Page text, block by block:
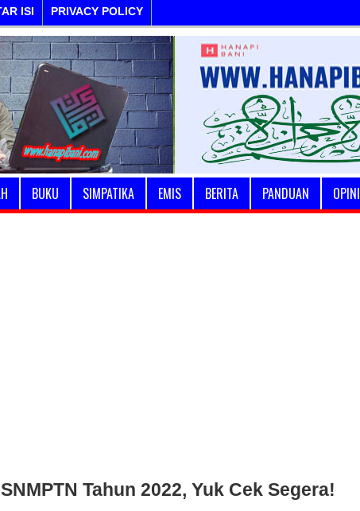
ISI PRIVACY POLICY
BUKU SIMPATIKA EMIS BERITA PANDUAN OPINI
Tahun 2022, Yuk Cek Segera!